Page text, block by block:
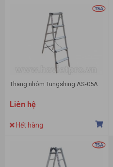
Thang nhôm Tungshing AS-05A
Liên hệ
Hết hàng